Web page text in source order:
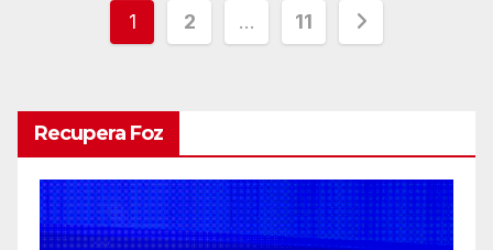
Paginação
conteúdos
1 2 … 11
Recupera Foz